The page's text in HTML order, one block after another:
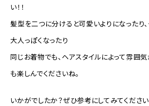
い！！
髪型を二つに分けると可愛いよりになったり
大人っぽくなったり
同じお着物でも、ヘアスタイルによって雰囲
も楽しんでくださいね。
いかがでしたか？ぜひ参考にしてみてください